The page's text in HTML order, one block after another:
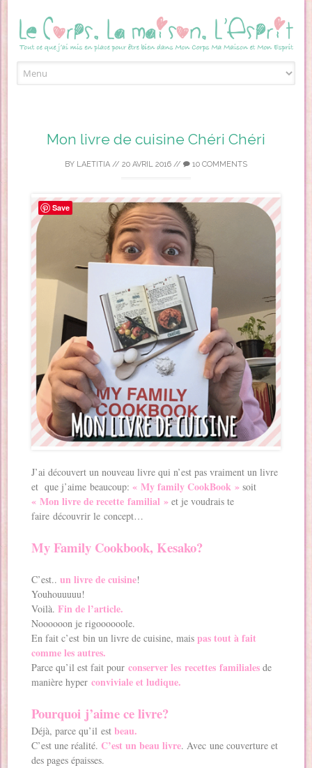
Mon livre de cuisine Chéri Chéri
BY LAETITIA // 20 AVRIL 2016 // 10 COMMENTS
J’ai découvert un nouveau livre qui n’est pas vraiment un livre
et que j’aime beaucoup:« My family CookBook » soit
« Mon livre de recette familial » et je voudrais te
faire découvrir le concept…
My Family Cookbook, Kesako?
C’est..un livre de cuisine!
Youhouuuuu!
Voilà.Fin de l’article.
Noooooon je rigoooooole.
En fait c’est bin un livre de cuisine, maispas tout à fait
comme les autres.
Parce qu’il est fait pourconserver les recettes familiales de
manière hyperconviviale et ludique.
Pourquoi j’aime ce livre?
Déjà, parce qu’il estbeau.
C’est une réalité.C’est un beau livre. Avec une couverture et
des pages épaisses.
Save